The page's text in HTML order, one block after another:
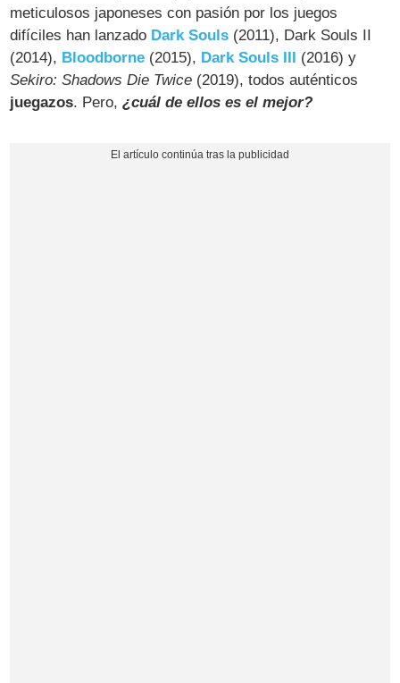
meticulosos japoneses con pasión por los juegos
difíciles han lanzado Dark Souls (2011), Dark Souls II
(2014), Bloodborne (2015), Dark Souls III (2016) y
Sekiro: Shadows Die Twice (2019), todos auténticos
juegazos. Pero,¿cuál de ellos es el mejor?